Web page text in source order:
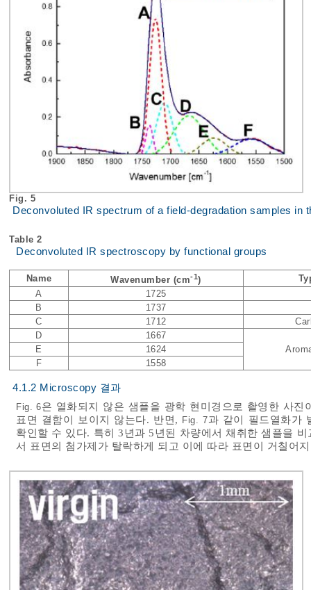
Fig. 5
Deconvoluted IR spectrum of a field-degradation samples in
Table 2
Deconvoluted IR spectroscopy by functional groups
Name Wavenumber (cm-1)
A
1725
B
1737
C
1712
D
1667
E
1624
F
1558
4.1.2 Microscopy 결과
Fig. 6은 열화되지 않은 샘플을 광학 현미경으로 촬영한 사
표면 결함이 보이지 않는다. 반면, Fig. 7과 같이 필드열화가
확인할 수 있다. 특히 3년과 5년된 차량에서 채취한 샘플을
서 표면의 첨가제가 탈락하게 되고 이에 따라 표면이 거칠어